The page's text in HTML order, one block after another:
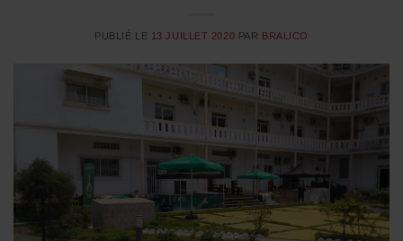
PUBLIÉ LE 13 JUILLET 2020 PAR BRALICO